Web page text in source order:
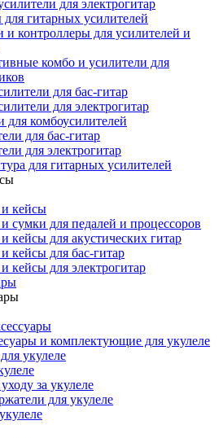
для электрогитар
гитарных усилителей
и контроллеры для усилителей и
комбо и усилители для
для бас-гитар
для электрогитар
для комбоусилителей
для бас-гитар
для электрогитар
для гитарных усилителей
кейсы
сумки для педалей и процессоров
кейсы для акустических гитар
кейсы для бас-гитар
кейсы для электрогитар
и комплектующие для укулеле
укулеле
за укулеле
для укулеле